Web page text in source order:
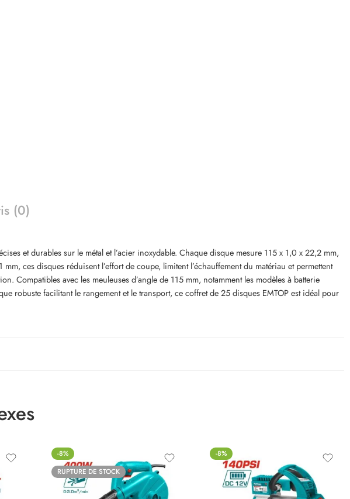
(0)
et durables sur le métal et l’acier inoxydable. Chaque disque mesure 115 x 1,0 x 22,2 mm,
ces disques réduisent l’effort de coupe, limitent l’échauffement du matériau et permettent
Compatibles avec les meuleuses d’angle de 115 mm, notamment les modèles à batterie
robuste facilitant le rangement et le transport, ce coffret de 25 disques EMTOP est idéal pour
-8%
RUPTURE DE STOCK
-8%